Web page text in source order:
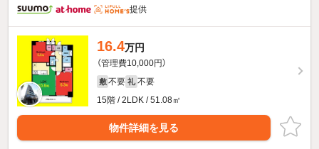
提供
16.4万円
（管理費10,000円）
敷 不要 礼 不要
15階 / 2LDK / 51.08㎡
物件詳細を見る